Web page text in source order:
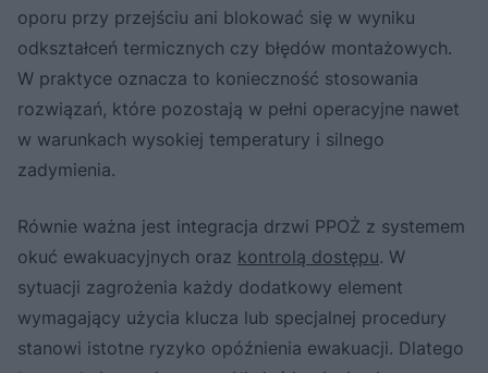
oporu przy przejściu ani blokować się w wyniku
odkształceń termicznych czy błędów montażowych.
W praktyce oznacza to konieczność stosowania
rozwiązań, które pozostają w pełni operacyjne nawet
w warunkach wysokiej temperatury i silnego
zadymienia.
Równie ważna jest integracja drzwi PPOŻ z systemem
okuć ewakuacyjnych oraz kontrolą dostępu. W
sytuacji zagrożenia każdy dodatkowy element
wymagający użycia klucza lub specjalnej procedury
stanowi istotne ryzyko opóźnienia ewakuacji. Dlatego